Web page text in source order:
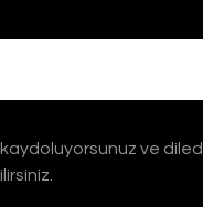
kaydoluyorsunuz ve